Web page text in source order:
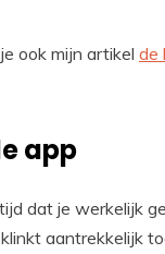
ook mijn artikel de
app
dat je werkelijk
aantrekkelijk